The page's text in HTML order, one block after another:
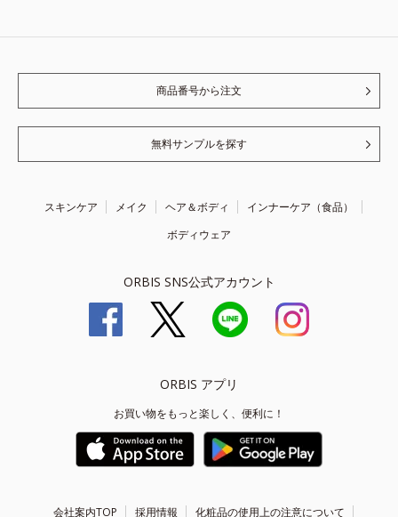
商品番号から注文
無料サンプルを探す
スキンケア メイク ヘア＆ボディ
インナーケア（食品）
ボディウェア
ORBIS SNS公式アカウント
ORBIS アプリ
お買い物をもっと楽しく、便利に！
会社案内TOP 採用情報 化粧品の使用上の注意について